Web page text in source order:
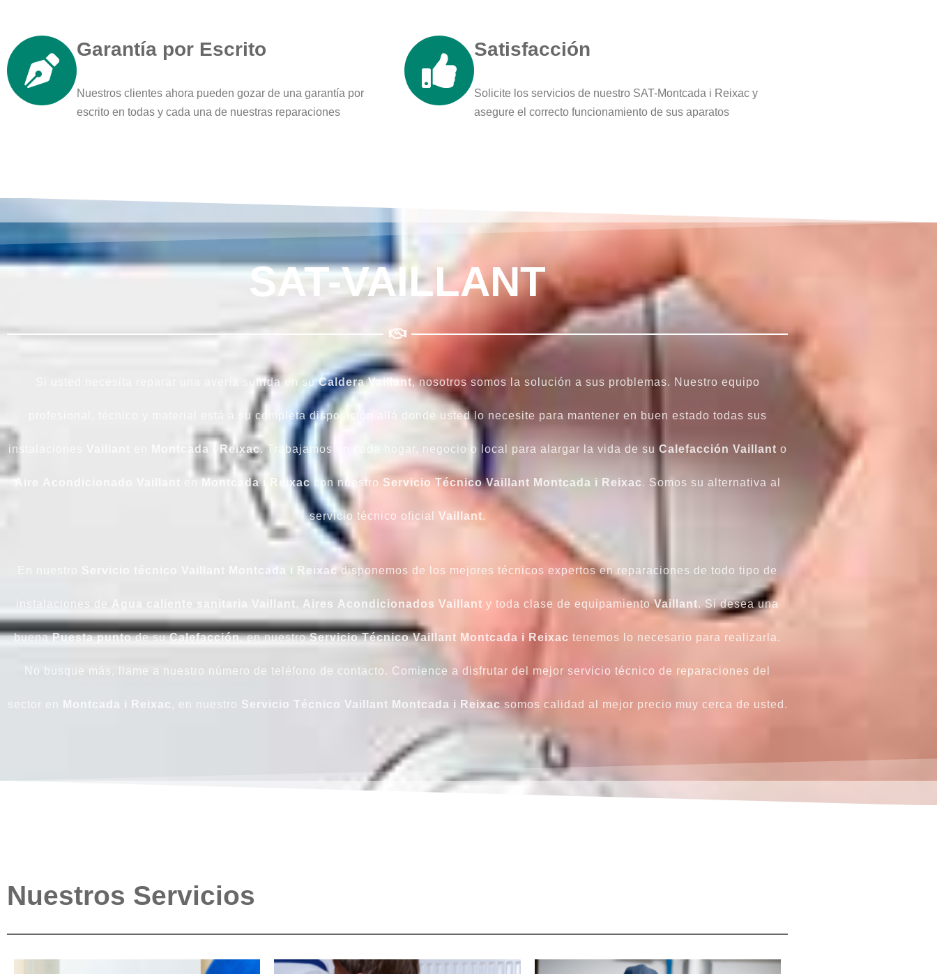
Garantía por Escrito
Nuestros clientes ahora pueden gozar de una garantía por
escrito en todas y cada una de nuestras reparaciones
Satisfacción
Solicite los servicios de nuestro SAT-Montcada i Reixac y
asegure el correcto funcionamiento de sus aparatos
SAT-VAILLANT
Si usted necesita reparar una avería sufrida en suCaldera Vaillant, nosotros somos la solución a sus problemas. Nuestro equipo
profesional, técnico y material está a su completa disposición allá donde usted lo necesite para mantener en buen estado todas sus
instalaciones Montcada i Reixac. Trabajamos en cada hogar, negocio o local para alargar la vida de su Calefacción Vaillant o
Montcada i Reixaccon nuestro Servicio Técnico Vaillant Montcada i Reixac. Somos su alternativa al
servicio técnico oficial Vaillant.
Servicio técnico Vaillant Montcada i Reixac disponemos de los mejores técnicos expertos en reparaciones de todo tipo de
instalaciones de caliente sanitaria Vaillant, Aires Acondicionados Vaillant y toda clase de equipamientoVaillant. Si desea una
buenaPuesta puntode suCalefacción, en nuestroServicio Técnico Vaillant Montcada i Reixac tenemos lo necesario para realizarla.
No busque más, llame a nuestro número de teléfono de contacto. Comience a disfrutar del mejor servicio técnico de reparaciones del
sector en Montcada i Reixac , en nuestro Servicio Técnico Vaillant Montcada i Reixac somos calidad al mejor precio muy cerca de usted.
Nuestros Servicios